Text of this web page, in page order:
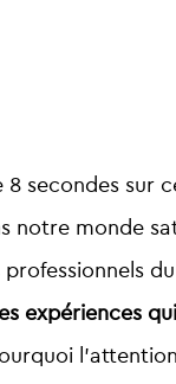
secondes sur
notre monde
professionnels
expériences